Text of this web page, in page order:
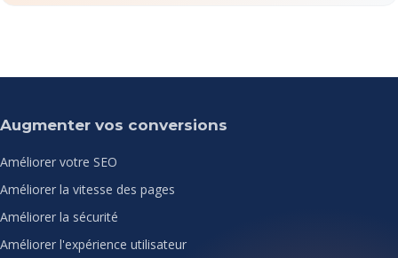
Augmenter vos conversions
Améliorer votre SEO
Améliorer la vitesse des pages
Améliorer la sécurité
Améliorer l'expérience utilisateur